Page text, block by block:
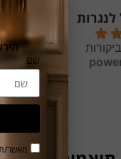
לנגרות
שם
מאשר/ת